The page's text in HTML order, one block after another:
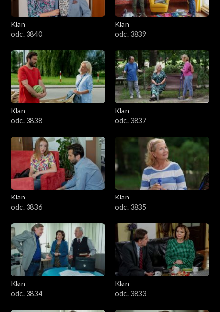
Klan
odc. 3840
Klan
odc. 3839
Klan
odc. 3838
Klan
odc. 3837
Klan
odc. 3836
Klan
odc. 3835
Klan
odc. 3834
Klan
odc. 3833